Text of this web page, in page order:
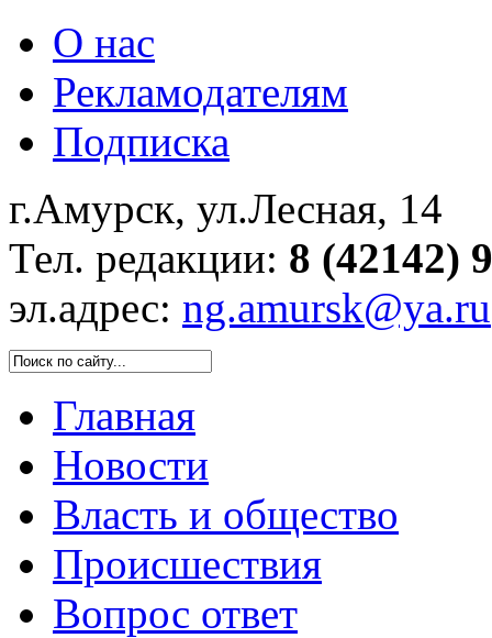
О нас
Рекламодателям
Подписка
г.Амурск, ул.Лесная, 14
Тел. редакции: 8 (42142)
эл.адрес: ng.amursk@ya.ru
Главная
Новости
Власть и общество
Происшествия
Вопрос ответ